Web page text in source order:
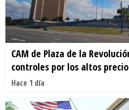
CAM de Plaza de la
controles por los altos
Hace 1 día